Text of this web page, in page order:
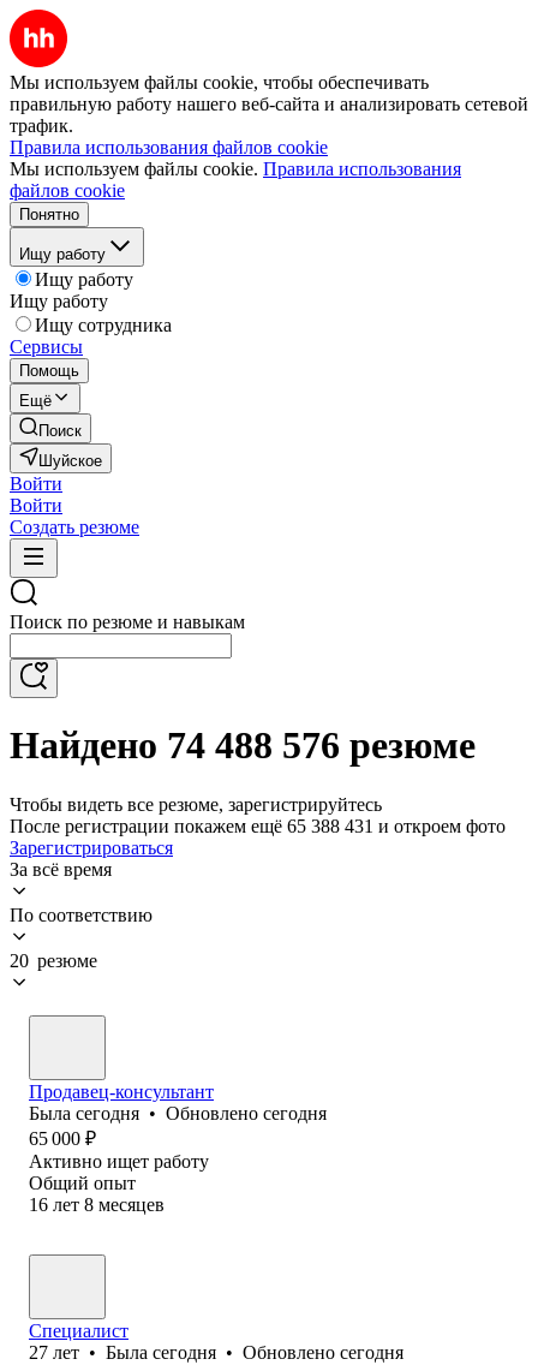
Мы используем файлы cookie, чтобы обеспечивать
правильную работу нашего веб-сайта и анализировать сетевой
трафик.
Правила использования файлов cookie
Мы используем файлы cookie. Правила использования
файлов cookie
Понятно
Ищу работу
Ищу работу
Ищу работу
Ищу сотрудника
Сервисы
Помощь
Ещё
Поиск
Шуйское
Войти
Войти
Создать резюме
Поиск по резюме и навыкам
Найдено 74 488 576 резюме
Чтобы видеть все резюме, зарегистрируйтесь
После регистрации покажем ещё 65 388 431 и откроем фото
Зарегистрироваться
За всё время
По соответствию
20 резюме
Продавец-консультант
Была сегодня • Обновлено сегодня
65 000 ₽
Активно ищет работу
Общий опыт
16 лет 8 месяцев
Специалист
27 лет • Была сегодня • Обновлено сегодня